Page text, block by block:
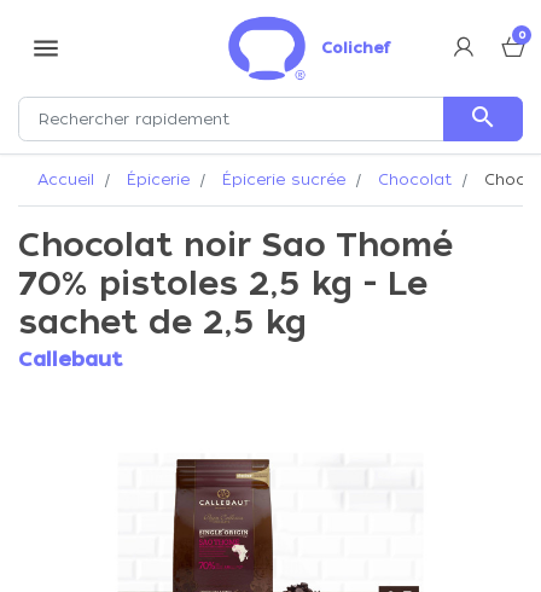
menu Colichef
0
search
Accueil Épicerie Épicerie sucrée Chocolat
Chocolat noir Sao Thomé
70% pistoles 2,5 kg - Le
sachet de 2,5 kg
Callebaut